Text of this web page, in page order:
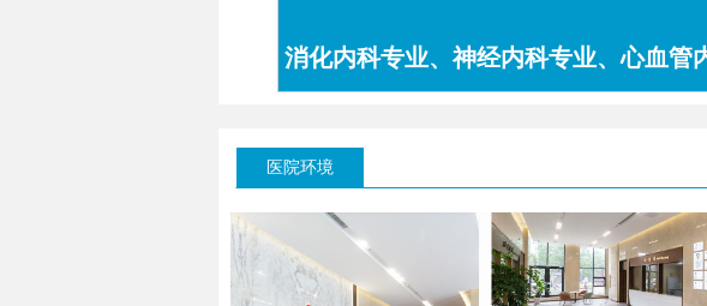
消化内科专业、神经内科专业、心血管
医院环境